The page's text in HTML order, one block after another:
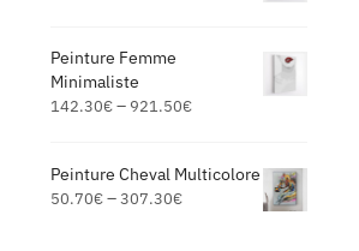
Peinture Femme
Minimaliste
142.30€– 921.50€
Peinture Cheval Multicolore
50.70€–307.30€